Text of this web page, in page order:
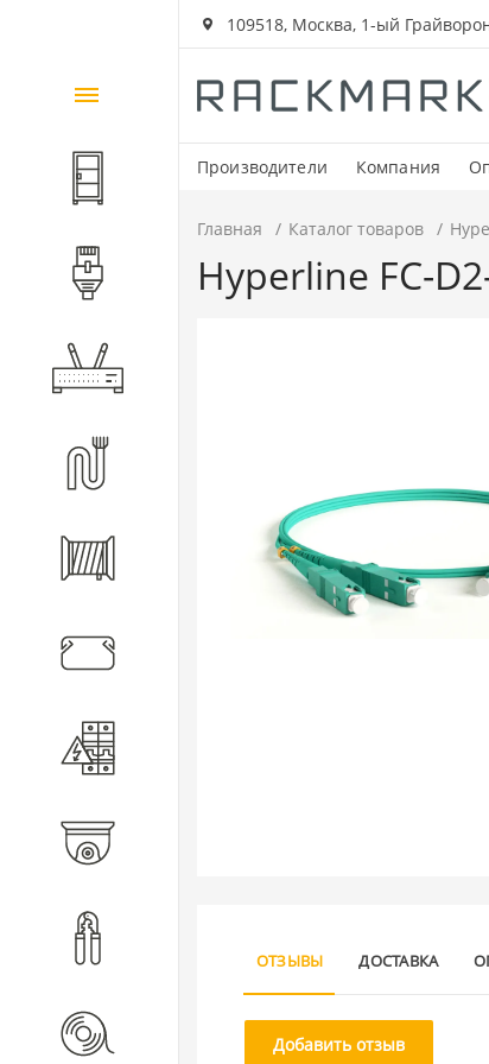
109518, Москва, 1-ый
Производители Компания
Каталог
товаров
Шкафы и стойки
Компоненты СКС
Расходные материалы
Главная Каталог товаров
Hyperline FC-
ОТЗЫВЫ ДОСТАВКА
Добавить отзыв